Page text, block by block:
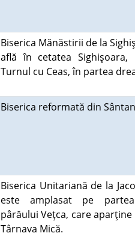
Biserica Mănăstirii de la
află în cetatea
Turnul cu Ceas, în partea
Biserica reformată din
Biserica Unitariană de la
este amplasat pe
pârăului Veţca, care
Târnava Mică.